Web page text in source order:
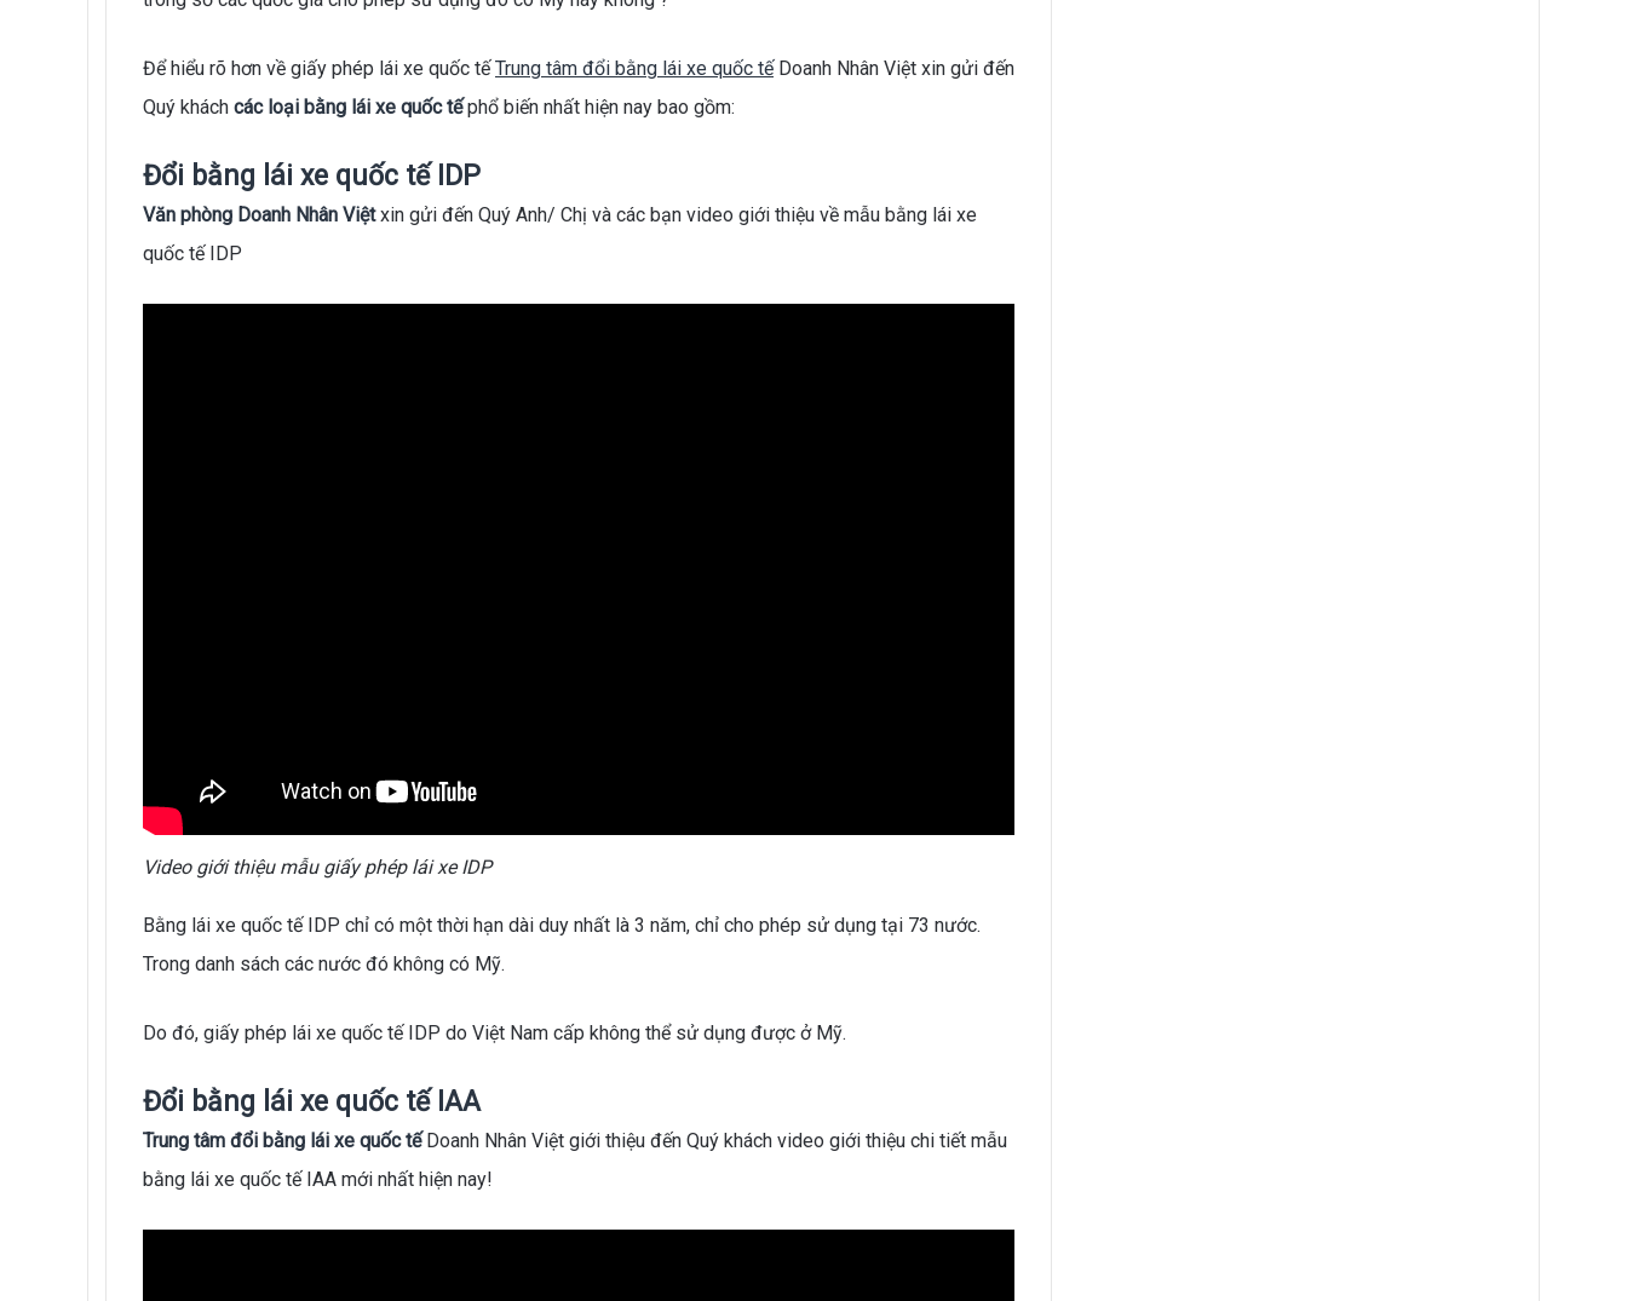
Để hiểu rõ hơn về giấy phép lái xe quốc tếTrung tâm đổi bằng lái xe quốc tếDoanh Nhân Việt xin gửi đến
Quý khách các loại bằng lái xe quốc tếphổ biến nhất hiện nay bao gồm:
Đổi bằng lái xe quốc tế IDP
Văn phòng Doanh Nhân Việtxin gửi đến Quý Anh/ Chị và các bạn video giới thiệu về mẫu bằng lái xe
quốc tế IDP
Video giới thiệu mẫu giấy phép lái xe IDP
Bằng lái xe quốc tế IDP chỉ có một thời hạn dài duy nhất là 3 năm, chỉ cho phép sử dụng tại 73 nước.
Trong danh sách các nước đó không có Mỹ.
Do đó, giấy phép lái xe quốc tế IDP do Việt Nam cấp không thể sử dụng được ở Mỹ.
Đổi bằng lái xe quốc tế IAA
Trung tâm đổi bằng lái xe quốc tếDoanh Nhân Việt giới thiệu đến Quý khách video giới thiệu chi tiết mẫu
bằng lái xe quốc tế IAA mới nhất hiện nay!